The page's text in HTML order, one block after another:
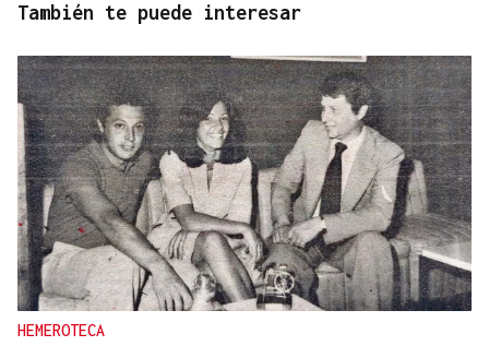
También te puede interesar
HEMEROTECA